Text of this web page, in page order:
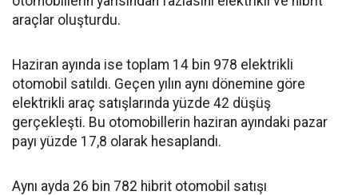
araçlar oluşturdu.
Haziran ayında ise toplam 14 bin 978 elektrikli
otomobil satıldı. Geçen yılın aynı dönemine göre
elektrikli araç satışlarında yüzde 42 düşüş
gerçekleşti. Bu otomobillerin haziran ayındaki pazar
payı yüzde 17,8 olarak hesaplandı.
Aynı ayda 26 bin 782 hibrit otomobil satışı